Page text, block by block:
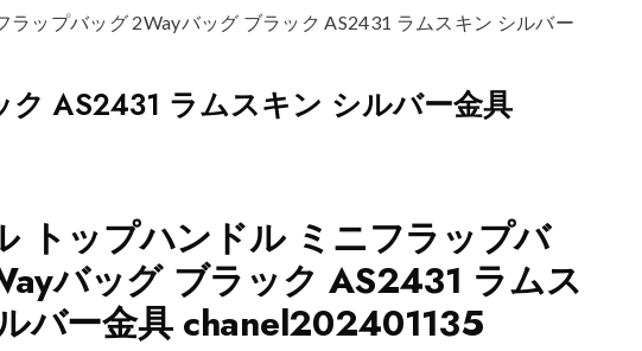
ラップバッグ 2Wayバッグ ブラック AS2431 ラムスキン シルバー
AS2431 ラムスキン シルバー金具
トップハンドル ミニフラップバ
バッグ ブラック AS2431 ラムス
バー金具 chanel202401135